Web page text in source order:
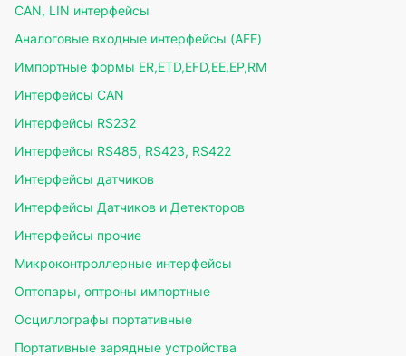
CAN, LIN интерфейсы
Аналоговые входные интерфейсы (AFE)
Импортные формы ER,ETD,EFD,EE,EP,RM
Интерфейсы CAN
Интерфейсы RS232
Интерфейсы RS485, RS423, RS422
Интерфейсы датчиков
Интерфейсы Датчиков и Детекторов
Интерфейсы прочие
Микроконтроллерные интерфейсы
Оптопары, оптроны импортные
Осциллографы портативные
Портативные зарядные устройства